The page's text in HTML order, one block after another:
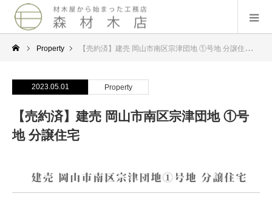
Property 【売約済】建売 岡山市南区宗津団地 ①号地 分譲住宅
2023.05.01 Property
【売約済】建売 岡山市南区宗津団地 ①号
地 分譲住宅